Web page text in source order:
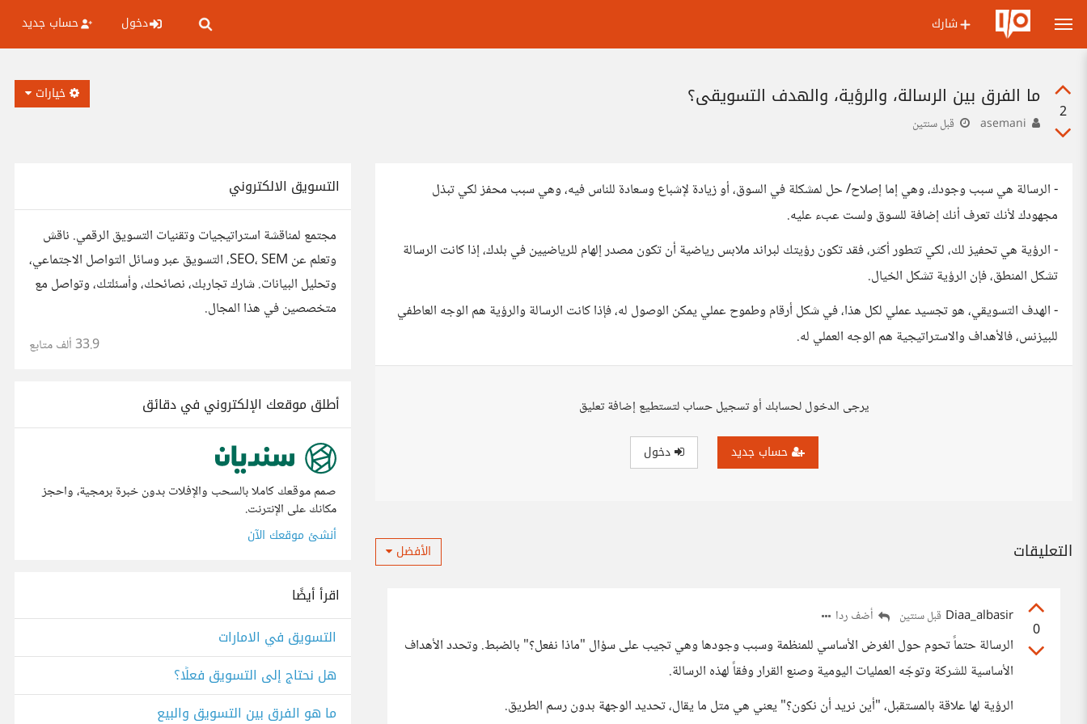
شارك دخول حساب جديد
2
ما الفرق بين الرسالة، والرؤية، والهدف التسويقي؟
قبل سنتين
خيارات
- الرسالة هي سبب وجودك، وهي إما إصلاح/ حل لمشكلة في السوق، أو زيادة لإشباع وسعادة للناس فيه، وهي سبب محفز لكي تبذل
مجهودك لأنك تعرف أنك إضافة للسوق ولست عبء عليه.
- الرؤية هي تحفيز لك، لكي تتطور أكثر، فقد تكون رؤيتك لبراند ملابس رياضية أن تكون مصدر إلهام للرياضيين في بلدك، إذا كانت الرسالة
تشكل المنطق، فإن الرؤية تشكل الخيال.
- الهدف التسويقي، هو تجسيد عملي لكل هذا، في شكل أرقام وطموح عملي يمكن الوصول له، فإذا كانت الرسالة والرؤية هم الوجه العاطفي
للبيزنس، فالأهداف والاستراتيجية هم الوجه العملي له.
يرجى الدخول لحسابك أو تسجيل حساب لتستطيع إضافة تعليق
حساب جديد دخول
التعليقات الأفضل
0
Diaa_albasir قبل سنتين أضف ردا
الرسالة حتماً تحوم حول الغرض الأساسي للمنظمة وسبب وجودها وهي تجيب على سؤال "ماذا نفعل؟" بالضبط. وتحدد الأهداف
الأساسية للشركة وتوجّه العمليات اليومية وصنع القرار وفقاً لهذه الرسالة.
الرؤية لها علاقة بالمستقبل، "أين نريد أن نكون؟" يعني هي متل ما يقال، تحديد الوجهة بدون رسم الطريق.
التسويق الالكتروني
مجتمع لمناقشة استراتيجيات وتقنيات التسويق الرقمي. ناقش
وتعلم عن SEO، SEM، التسويق عبر وسائل التواصل الاجتماعي،
وتحليل البيانات. شارك تجاربك، نصائحك، وأسئلتك، وتواصل مع
متخصصين في هذا المجال.
33.9 ألف متابع
أطلق موقعك الإلكتروني في دقائق
صمم موقعك كاملا بالسحب والإفلات بدون خبرة برمجية، واحجز
مكانك على الإنترنت.
أنشئ موقعك الآن
اقرأ أيضًا
التسويق في الامارات
هل نحتاج إلى التسويق فعلًا؟
ما هو الفرق بين التسويق والبيع